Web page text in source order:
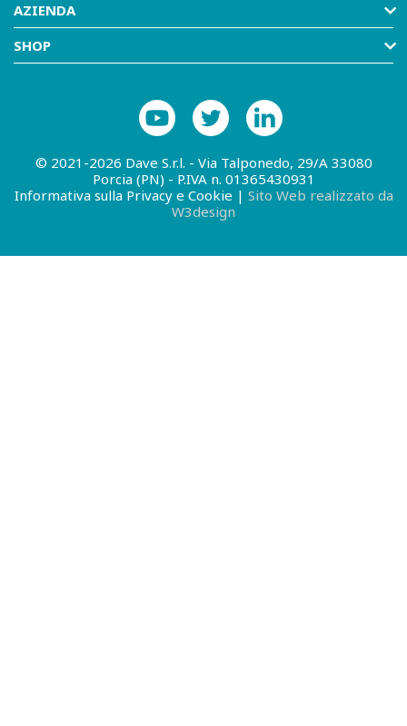
AZIENDA
SHOP
© 2021-2026 Dave S.r.l. - Via Talponedo, 29/A 33080
Porcia (PN) - P.IVA n. 01365430931
Informativa sulla Privacy e Cookie | Sito Web realizzato da
W3design